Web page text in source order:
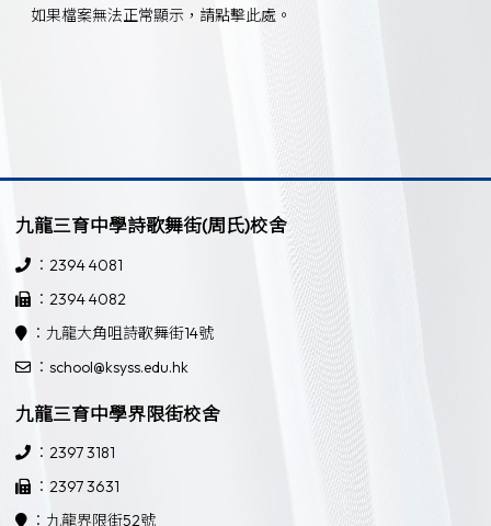
如果檔案無法正常顯示，請點擊此處。
九龍三育中學詩歌舞街(周氏)校舍
：2394 4081
：2394 4082
：九龍大角咀詩歌舞街14號
：school@ksyss.edu.hk
九龍三育中學界限街校舍
：2397 3181
：2397 3631
：九龍界限街52號